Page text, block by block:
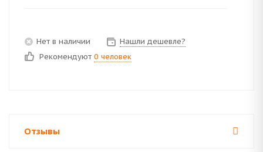
Нет в наличии
Нашли дешевле?
Рекомендуют 0 человек
Отзывы